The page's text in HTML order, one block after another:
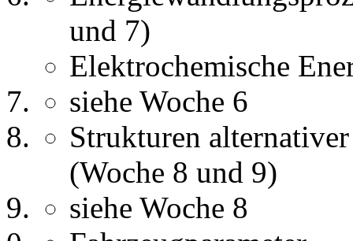
und 7)
Elektrochemische
siehe Woche 6
Strukturen
(Woche 8 und 9)
siehe Woche 8